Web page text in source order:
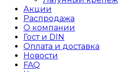
Акции
Распродажа
О компании
Гост и DIN
Оплата и доставка
Новости
FAQ